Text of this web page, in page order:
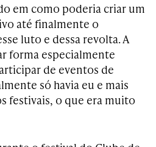
em como poderia criar um
até finalmente o
luto e dessa revolta. A
forma especialmente
de eventos de
só havia eu e mais
festivais, o que era muito